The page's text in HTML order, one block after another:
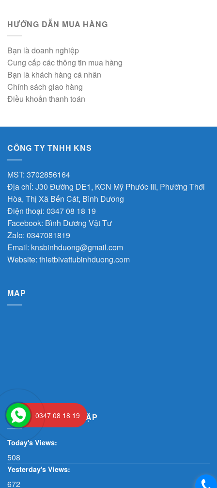
HƯỚNG DẪN MUA HÀNG
Bạn là doanh nghiệp
Cung cấp các thông tin mua hàng
Bạn là khách hàng cá nhân
Chính sách giao hàng
Điều khoản thanh toán
CÔNG TY TNHH KNS
MST: 3702856164
Địa chỉ: J30 Đường DE1, KCN Mỹ Phước III, Phường Thới
Hòa, Thị Xã Bến Cát, Bình Dương
Điện thoại: 0347 08 18 19
Facebook: Bình Dương Vật Tư
Zalo: 0347081819
Email: knsbinhduong@gmail.com
Website: thietbivattubinhduong.com
MAP
THỐNG KÊ TRUY CẬP
Today's Views:
508
Yesterday's Views:
672
0347 08 18 19